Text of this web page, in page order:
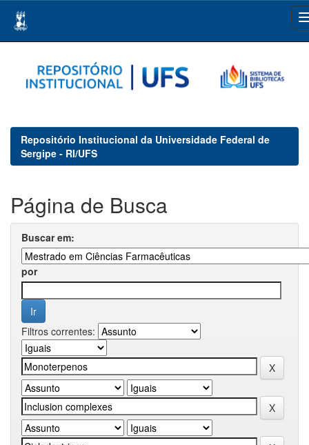
navigation
Repositório Institucional da Universidade Federal de
Sergipe - RI/UFS
Página de Busca
Buscar em:
por
Filtros correntes: